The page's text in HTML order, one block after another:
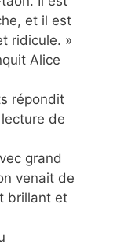
et il est
ridicule. »
Alice
répondit
de
grand
venait de
brillant et